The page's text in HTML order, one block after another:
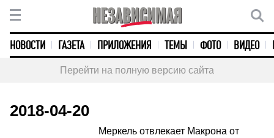
НОВОСТИ ГАЗЕТА ПРИЛОЖЕНИЯ ТЕМЫ ФОТО ВИДЕО
Перейти на полную версию сайта
2018-04-20
Меркель отвлекает Макрона от